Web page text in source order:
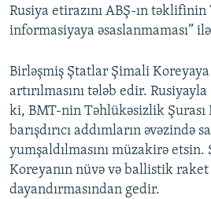
Rusiya etirazını ABŞ-ın təklifinin
informasiyaya əsaslanmaması”
Birləşmiş Ştatlar Şimali
artırılmasını tələb edir.
ki, BMT-nin Təhlükəsizlik Şurası
barışdırıcı addımların əvəzində
yumşaldılmasını müzakirə
Koreyanın nüvə və ballistik raket
dayandırmasından gedir.